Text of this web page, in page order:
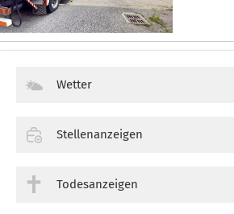
Wetter
Stellenanzeigen
Todesanzeigen